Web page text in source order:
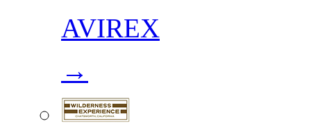
AVIREX
→